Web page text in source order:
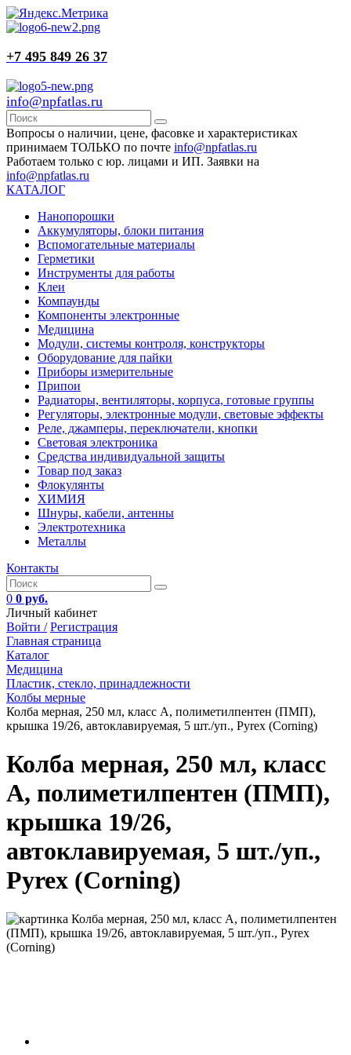
+7 495 849 26 37
info@npfatlas.ru
Вопросы о наличии, цене, фасовке и характеристиках
принимаем ТОЛЬКО по почте info@npfatlas.ru
Работаем только с юр. лицами и ИП. Заявки на
info@npfatlas.ru
КАТАЛОГ
Нанопорошки
Аккумуляторы, блоки питания
Вспомогательные материалы
Герметики
Инструменты для работы
Клеи
Компаунды
Компоненты электронные
Медицина
Модули, системы контроля, конструкторы
Оборудование для пайки
Приборы измерительные
Припои
Радиаторы, вентиляторы, корпуса, готовые группы
Регуляторы, электронные модули, световые эффекты
Реле, джамперы, переключатели, кнопки
Световая электроника
Средства индивидуальной защиты
Товар под заказ
Флокулянты
ХИМИЯ
Шнуры, кабели, антенны
Электротехника
Металлы
Контакты
0 0 руб.
Личный кабинет
Войти / Регистрация
Главная страница
Каталог
Медицина
Пластик, стекло, принадлежности
Колбы мерные
Колба мерная, 250 мл, класс А, полиметилпентен (ПМП),
крышка 19/26, автоклавируемая, 5 шт./уп., Pyrex (Corning)
Колба мерная, 250 мл, класс
А, полиметилпентен (ПМП),
крышка 19/26,
автоклавируемая, 5 шт./уп.,
Pyrex (Corning)